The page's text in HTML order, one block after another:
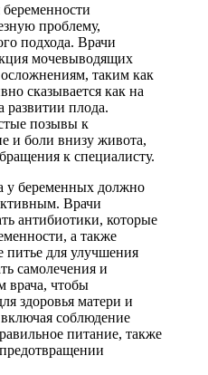
проблему,
подхода. Врачи
мочевыводящих
таким как
сказывается как на
развитии плода.
позывы к
и боли внизу живота,
к специалисту.
у беременных должно
Врачи
антибиотики, которые
а также
для улучшения
самолечения и
врача, чтобы
здоровья матери и
соблюдение
питание, также